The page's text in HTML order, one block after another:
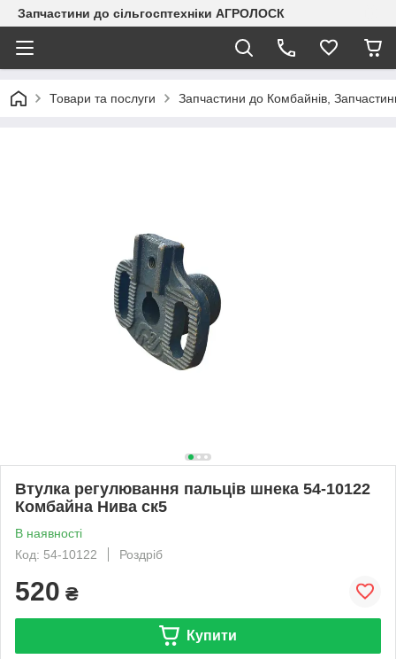
Запчастини до сільгосптехніки АГРОЛОСК
Товари та послуги Запчастини до Комбайнів,
Втулка регулювання пальців шнека 54-10122
Комбайна Нива ск5
В наявності
Код: 54-10122
Роздріб
520 ₴
Купити